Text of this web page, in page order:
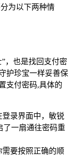
为以下两种情
，也是找回支付密
护珍宝一样妥善保
支付密码,具体的
登录界面中，敏锐
了一扇通往密码重
要按照正确的顺